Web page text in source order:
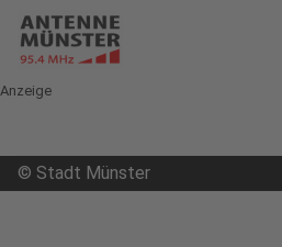
Anzeige
© Stadt Münster